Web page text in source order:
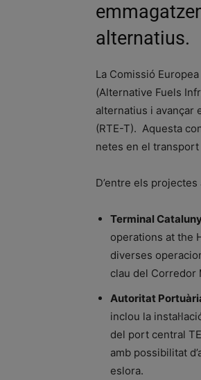
alternatius.
La Comissió
(Alternative Fuels
alternatius i avançar
(RTE-T). Aquesta
netes en el
D’entre els
Terminal
operations at the
diverses
clau del Corredor
Autoritat
inclou la
del port central
amb possibilitat
eslora.